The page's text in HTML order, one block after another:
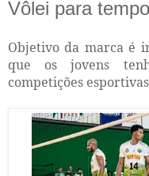
Vôlei para
Objetivo da marca é
que os jovens
competições